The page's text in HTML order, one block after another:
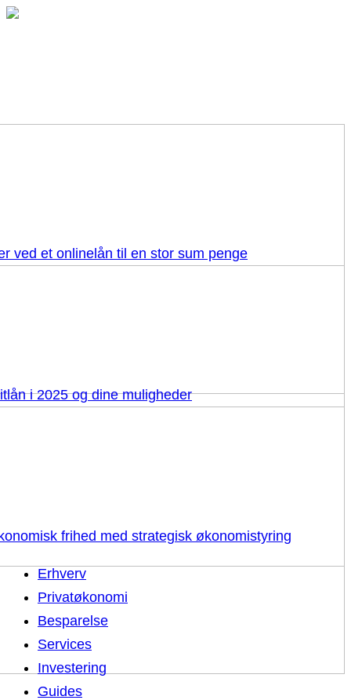
ved et onlinelån til en stor sum penge
i 2025 og dine muligheder
frihed med strategisk økonomistyring
Erhverv
Privatøkonomi
Besparelse
Services
Investering
Guides